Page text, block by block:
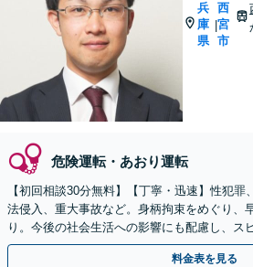
兵
庫
県
|
西
宮
市
危険運転・あおり運転
【初回相談30分無料】【丁寧・迅速】性犯罪
法侵入、重大事故など。身柄拘束をめぐり、
り。今後の社会生活への影響にも配慮し、ス
決に臨みます【西宮北口駅3分】
料金表を見る